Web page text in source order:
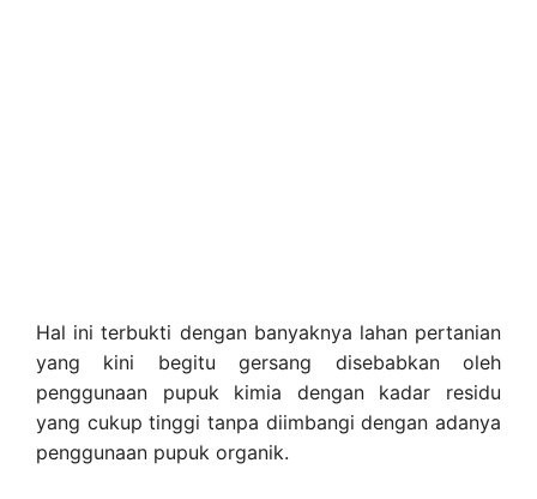
Hal ini terbukti dengan banyaknya lahan pertanian
yang kini begitu gersang disebabkan oleh
penggunaan pupuk kimia dengan kadar residu
yang cukup tinggi tanpa diimbangi dengan adanya
penggunaan pupuk organik.